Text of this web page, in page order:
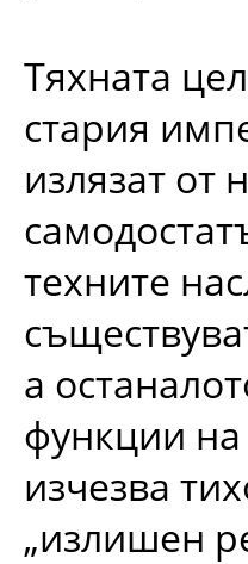
Тяхната
стария
излязат от
техните
а
функции
изчезва
„излишен